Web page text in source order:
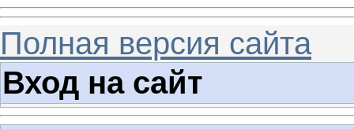
Полная версия сайта
Вход на сайт